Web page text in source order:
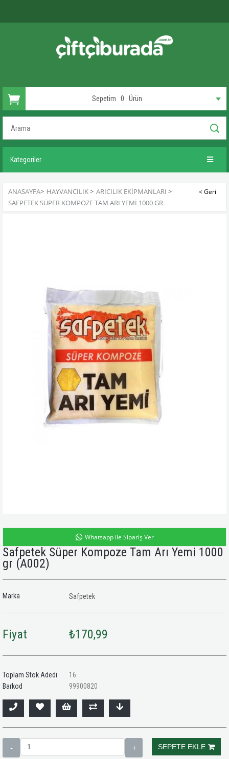
Sepetim 0 Ürün
Kategoriler
ANASAYFA> HAYVANCILIK> ARICILIK EKIPMANLARI >
SAFPETEK SÜPER KOMPOZE TAM ARI YEMI 1000 GR
Whatsapp ile Sipariş Ver
Safpetek Süper Kompoze Tam Arı Yemi 1000
gr (A002)
Marka Safpetek
Fiyat ₺170,99
Toplam Stok Adedi
16
Barkod
99900820